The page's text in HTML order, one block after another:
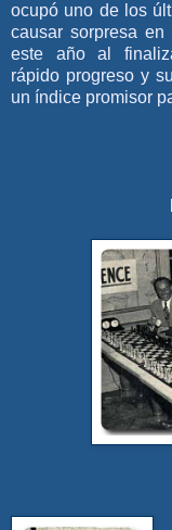
ocupó uno de los
causar sorpresa
este año al
rápido progreso y
un índice promisor